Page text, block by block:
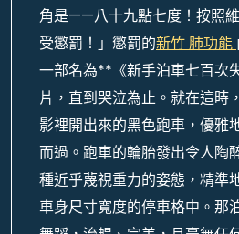
角是——八十九點七度！按照
受懲罰！」懲罰的新竹 肺功能
一部名為**《新手泊車七百次
片，直到哭泣為止。就在這時
影裡開出來的黑色跑車，優雅
而過。跑車的輪胎發出令人陶
種近乎蔑視重力的姿態，精準
車身尺寸寬度的停車格中。那